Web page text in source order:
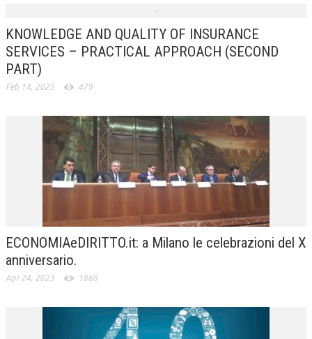
KNOWLEDGE AND QUALITY OF INSURANCE
SERVICES – PRACTICAL APPROACH (SECOND
PART)
Feb 14, 2025 479
ECONOMIAeDIRITTO.it: a Milano le celebrazioni del X
anniversario.
Apr 24, 2023 1868